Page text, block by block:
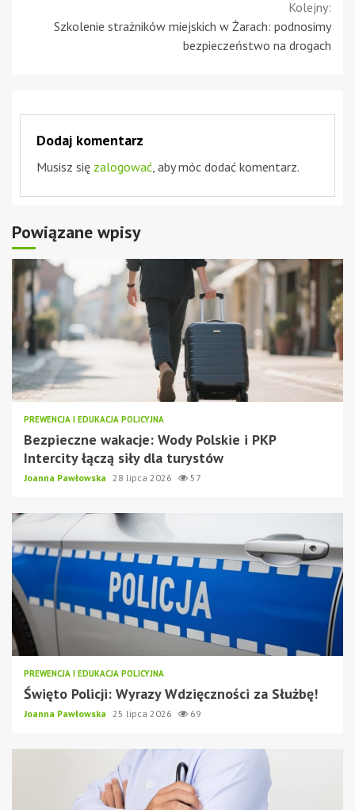
Kolejny:
Szkolenie strażników miejskich w Żarach: podnosimy
bezpieczeństwo na drogach
Dodaj komentarz
Musisz się zalogować, aby móc dodać komentarz.
Powiązane wpisy
PREWENCJA I EDUKACJA POLICYJNA
Bezpieczne wakacje: Wody Polskie i PKP
Intercity łączą siły dla turystów
Joanna Pawłowska 28 lipca 2026 57
PREWENCJA I EDUKACJA POLICYJNA
Święto Policji: Wyrazy Wdzięczności za Służbę!
Joanna Pawłowska 25 lipca 2026 69